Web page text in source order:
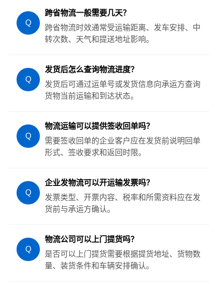
Q
跨省物流一般需要几天？
跨省物流时效通常受运输距离、发车安排、中
转次数、天气和提送地址影响。
Q
发货后怎么查询物流进度？
发货后可通过运单号或发货信息向承运方查询
货物当前运输和到达状态。
Q
物流运输可以提供签收回单吗？
需要签收回单的企业客户应在发货前说明回单
形式、签收要求和返回时限。
Q
企业发物流可以开运输发票吗？
发票类型、开票内容、税率和所需资料应在发
货前与承运方确认。
Q
物流公司可以上门提货吗？
是否可以上门提货需要根据提货地址、货物数
量、装货条件和车辆安排确认。